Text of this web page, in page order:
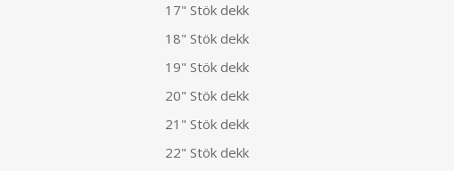
17" Stök dekk
18" Stök dekk
19" Stök dekk
20" Stök dekk
21" Stök dekk
22" Stök dekk